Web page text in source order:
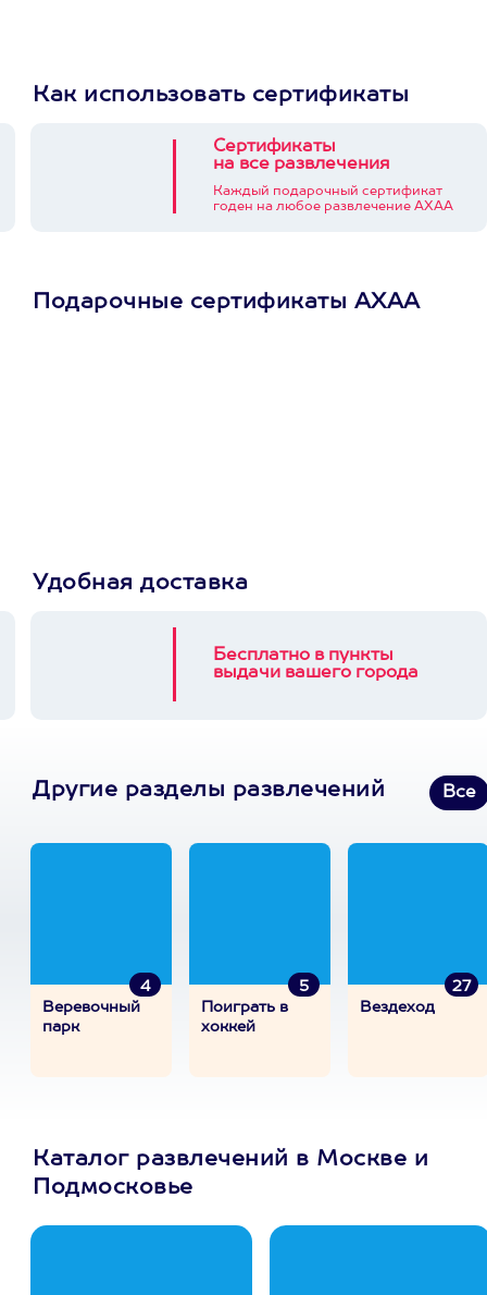
Как использовать сертификаты
Сертификаты
на все развлечения
Каждый подарочный сертификат
годен на любое развлечение АХАА
Подарочные сертификаты АХАА
Удобная доставка
Бесплатно в пункты
выдачи вашего города
Другие разделы развлечений Все
4
Веревочный
парк
5
Поиграть в
хоккей
27
Вездеход
Каталог развлечений в Москве и
Подмосковье